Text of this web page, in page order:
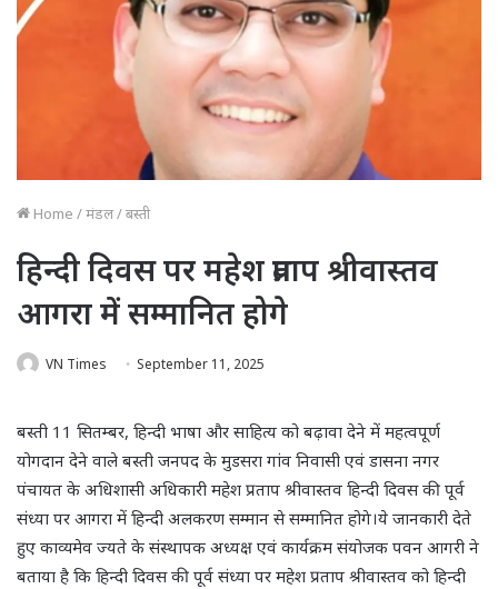
Home /मंडल/बस्ती
हिन्दी दिवस पर महेश प्रताप श्रीवास्तव
आगरा में सम्मानित होगे
VN Times September 11, 2025
बस्ती 11 सितम्बर, हिन्दी भाषा और साहित्य को बढ़ावा देने में महत्वपूर्ण
योगदान देने वाले बस्ती जनपद के मुडसरा गांव निवासी एवं डासना नगर
पंचायत के अधिशासी अधिकारी महेश प्रताप श्रीवास्तव हिन्दी दिवस की पूर्व
संध्या पर आगरा में हिन्दी अलकरण सम्मान से सम्मानित होगे।ये जानकारी देते
हुए काव्यमेव ज्यते के संस्थापक अध्यक्ष एवं कार्यक्रम संयोजक पवन आगरी ने
बताया है कि हिन्दी दिवस की पूर्व संध्या पर महेश प्रताप श्रीवास्तव को हिन्दी